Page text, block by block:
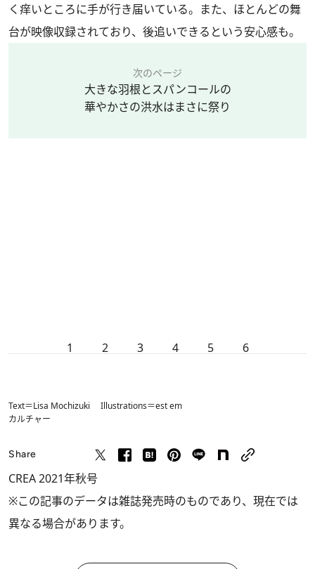
く痒いところに手が行き届いている。また、ほとんどの舞
台が映像収録されており、後追いできるという安心感も。
次のページ
大きな羽根とスパンコールの
華やかさの洪水はまさに祭り
1 2 3 4 5 6
Text＝Lisa Mochizuki Illustrations＝est em
カルチャー
Share
CREA 2021年秋号
※この記事のデータは雑誌発売時のものであり、現在では
異なる場合があります。